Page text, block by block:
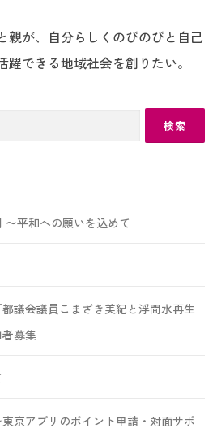
親が、自分らしくのびのびと自己
できる地域社会を創りたい。
平和への願いを込めて
議会議員こまざき美紀と浮間水再生
募集
京アプリのポイント申請・対面サポ